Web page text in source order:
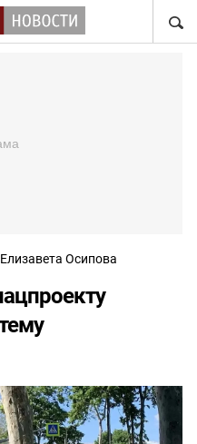
Елизавета Осипова